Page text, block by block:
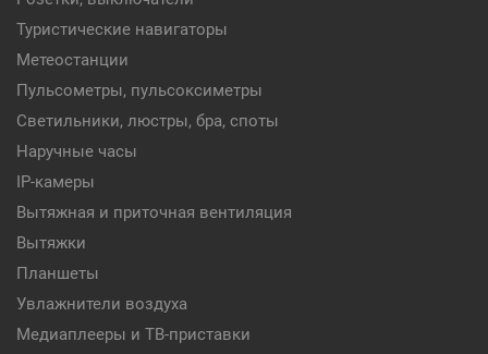
Туристические навигаторы
Метеостанции
Пульсометры, пульсоксиметры
Светильники, люстры, бра, споты
Наручные часы
IP-камеры
Вытяжная и приточная вентиляция
Вытяжки
Планшеты
Увлажнители воздуха
Медиаплееры и ТВ-приставки